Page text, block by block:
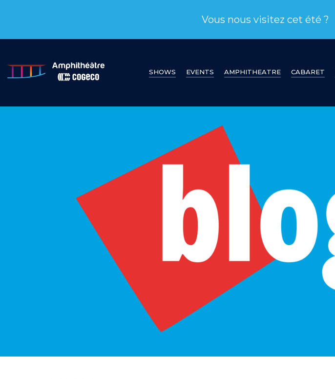
Vous nous visitez cet été ?
SHOWS EVENTS AMPHITHEATRE CABARET